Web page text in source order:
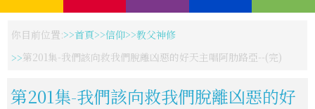
你目前位置: 首頁 信仰
教父神修
第201集-我們該向救我們脫離凶惡的好天主唱阿肋路亞--(完)
第201集-我們該向救我們脫離凶惡的好